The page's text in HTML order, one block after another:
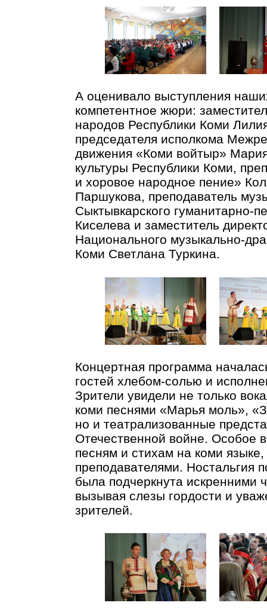
А оценивало выступления
компетентное жюри:
народов Республики Коми
председателя исполкома
движения «Коми войтыр»
культуры Республики Коми,
и хоровое народное пение»
Паршукова, преподаватель
Сыктывкарского гуманитарно-
Киселева и заместитель
Национального музыкально-
Коми Светлана Туркина.
Концертная программа
гостей хлебом-солью и
Зрители увидели не только
коми песнями «Марья моль»,
но и театрализованные
Отечественной войне. Особое
песням и стихам на коми
преподавателями. Ностальгия
была подчеркнута искренними
вызывая слезы гордости и
зрителей.